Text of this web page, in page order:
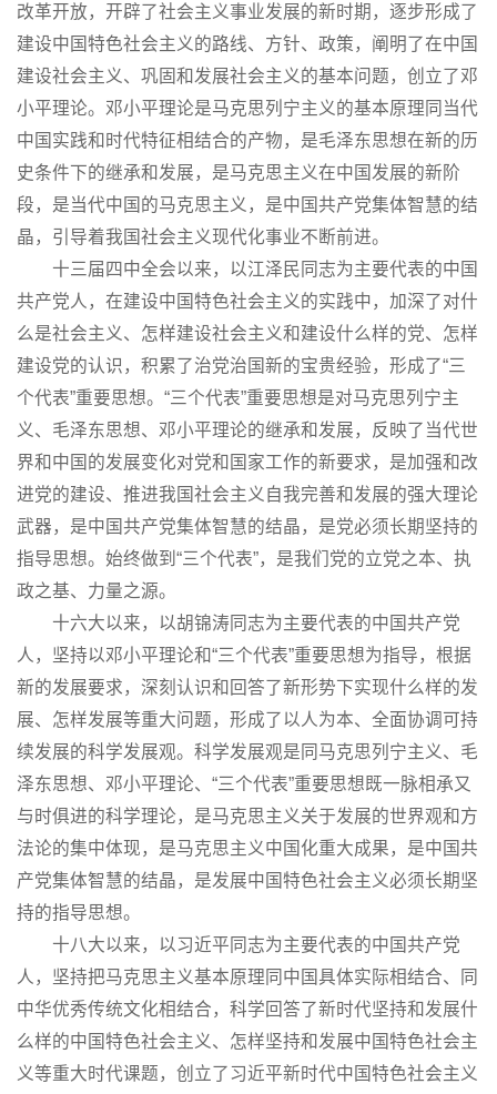
改革开放，开辟了社会主义事业发展的新时期，逐步形成了
建设中国特色社会主义的路线、方针、政策，阐明了在中国
建设社会主义、巩固和发展社会主义的基本问题，创立了邓
小平理论。邓小平理论是马克思列宁主义的基本原理同当代
中国实践和时代特征相结合的产物，是毛泽东思想在新的历
史条件下的继承和发展，是马克思主义在中国发展的新阶
段，是当代中国的马克思主义，是中国共产党集体智慧的结
晶，引导着我国社会主义现代化事业不断前进。
十三届四中全会以来，以江泽民同志为主要代表的中国
共产党人，在建设中国特色社会主义的实践中，加深了对什
么是社会主义、怎样建设社会主义和建设什么样的党、怎样
建设党的认识，积累了治党治国新的宝贵经验，形成了“三
个代表”重要思想。“三个代表”重要思想是对马克思列宁主
义、毛泽东思想、邓小平理论的继承和发展，反映了当代世
界和中国的发展变化对党和国家工作的新要求，是加强和改
进党的建设、推进我国社会主义自我完善和发展的强大理论
武器，是中国共产党集体智慧的结晶，是党必须长期坚持的
指导思想。始终做到“三个代表”，是我们党的立党之本、执
政之基、力量之源。
十六大以来，以胡锦涛同志为主要代表的中国共产党
人，坚持以邓小平理论和“三个代表”重要思想为指导，根据
新的发展要求，深刻认识和回答了新形势下实现什么样的发
展、怎样发展等重大问题，形成了以人为本、全面协调可持
续发展的科学发展观。科学发展观是同马克思列宁主义、毛
泽东思想、邓小平理论、“三个代表”重要思想既一脉相承又
与时俱进的科学理论，是马克思主义关于发展的世界观和方
法论的集中体现，是马克思主义中国化重大成果，是中国共
产党集体智慧的结晶，是发展中国特色社会主义必须长期坚
持的指导思想。
十八大以来，以习近平同志为主要代表的中国共产党
人，坚持把马克思主义基本原理同中国具体实际相结合、同
中华优秀传统文化相结合，科学回答了新时代坚持和发展什
么样的中国特色社会主义、怎样坚持和发展中国特色社会主
义等重大时代课题，创立了习近平新时代中国特色社会主义